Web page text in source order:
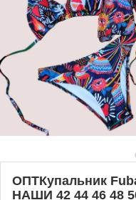
ОПТКупальник
НАШИ 42 44 46 48